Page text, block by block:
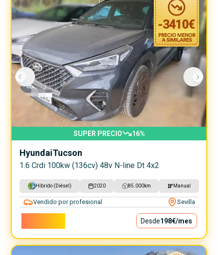
-3410€
SUPER PRECIO 16%
HyundaiTucson
1.6 Crdi 100kw (136cv) 48v N-line Dt 4x2
Híbrido (Diésel) 2020 85.000km Manual
Vendido por profesional Sevilla
Desde198€/mes